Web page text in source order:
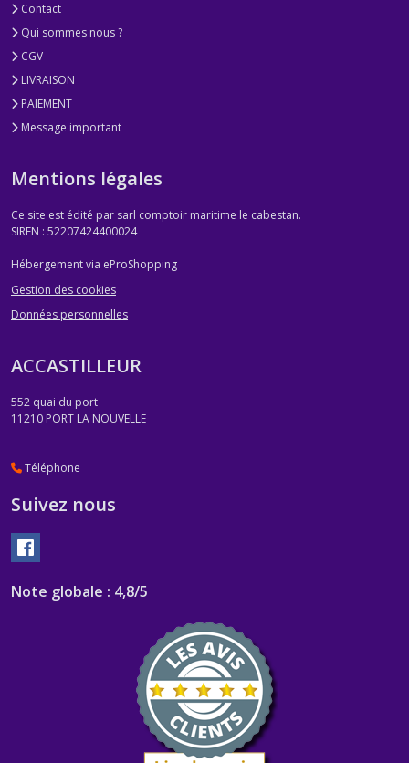
Contact
Qui sommes nous ?
CGV
LIVRAISON
PAIEMENT
Message important
Mentions légales
Ce site est édité par sarl comptoir maritime le cabestan.
SIREN : 52207424400024
Hébergement via eProShopping
Gestion des cookies
Données personnelles
ACCASTILLEUR
552 quai du port
11210 PORT LA NOUVELLE
Téléphone
Suivez nous
Note globale : 4,8/5